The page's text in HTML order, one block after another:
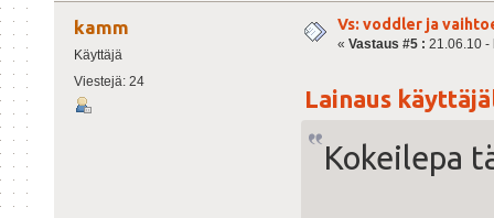
kamm
Käyttäjä
Viestejä: 24
Vs: voddler ja
« Vastaus #5 : 21.06.10 -
Lainaus
Kokeilepa